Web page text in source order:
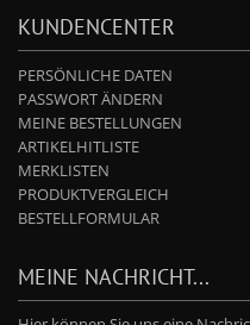
KUNDENCENTER
PERSÖNLICHE DATEN
PASSWORT ÄNDERN
MEINE BESTELLUNGEN
ARTIKELHITLISTE
MERKLISTEN
PRODUKTVERGLEICH
BESTELLFORMULAR
MEINE NACHRICHT...